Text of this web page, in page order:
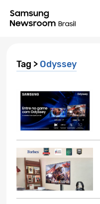
Tag > Odyssey